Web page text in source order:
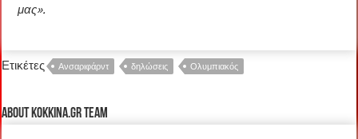
μας».
Ετικέτες Ανσαριφάρντ δηλώσεις Ολυμπιακός
About kokkina.gr TEAM